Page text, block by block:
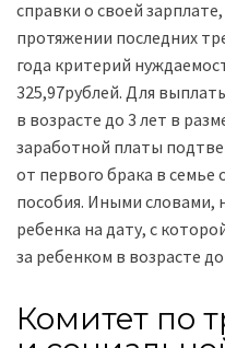
справки о своей
протяжении последних
года критерий
325,97рублей. Для
в возрасте до 3 лет в
заработной платы
от первого брака в семье
пособия. Иными словами,
ребенка на дату, с
за ребенком в возрасте до
Комитет по